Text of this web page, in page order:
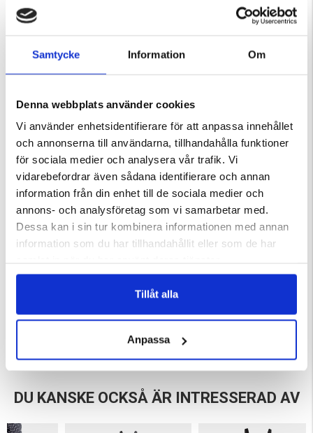
Samtycke Information Om
Denna webbplats använder cookies
Vi använder enhetsidentifierare för att anpassa innehållet
och annonserna till användarna, tillhandahålla funktioner
för sociala medier och analysera vår trafik. Vi
vidarebefordrar även sådana identifierare och annan
information från din enhet till de sociala medier och
annons- och analysföretag som vi samarbetar med.
Dessa kan i sin tur kombinera informationen med annan
information som du har tillhandahållit eller som de har
Tillåt alla
Anpassa
reglera värme vid hård ansträngning, och två benfickor samt
två sidfickor ger gott om utrymme för det du vill ha nära till
20 000 mm vattentäthet / 30 000 g/m²/24h andningsförmåga
Två sidfickor + två benfickor
Justerbar midja & avtagbart hängselsystem
Långa ventilationsdragkedjor på sidorna
Snölås och upprullningsfunktion i benslutet
PFC-fri DWR, vattentäta dragkedjor och tejpade sömmar
Material
Tyg: 100 % polyester (40 % återvunnen), med T8-garn
Isolering: 80 g ALTO (40 % ull / 60 % återvunnen polyester)
Membran: Tritech 20K/30K
DU KANSKE OCKSÅ ÄR INTRESSERAD AV